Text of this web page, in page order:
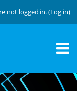
not logged in. (Log in)